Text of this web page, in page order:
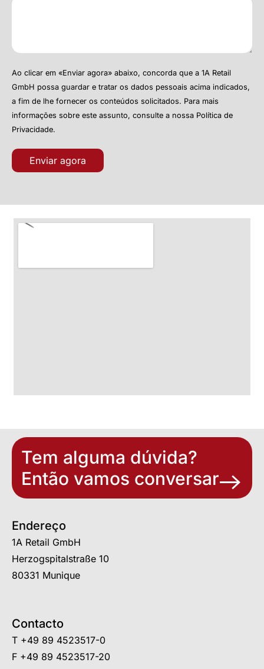
Ao clicar em «Enviar agora» abaixo, concorda que a 1A Retail
GmbH possa guardar e tratar os dados pessoais acima indicados,
a fim de lhe fornecer os conteúdos solicitados. Para mais
informações sobre este assunto, consulte a nossa Política de
Privacidade.
Enviar agora
Tem alguma dúvida?
Então vamos conversar
Endereço
1A Retail GmbH
Herzogspitalstraße 10
80331 Munique
Contacto
T +49 89 4523517-0
F +49 89 4523517-20